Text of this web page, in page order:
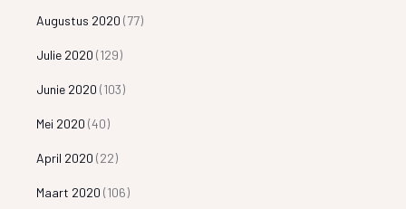
Augustus 2020 (77)
Julie 2020 (129)
Junie 2020 (103)
Mei 2020 (40)
April 2020 (22)
Maart 2020 (106)